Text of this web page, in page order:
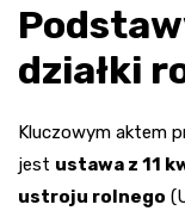
działki
Kluczowym aktem
jest ustawa z 11
ustroju rolnego